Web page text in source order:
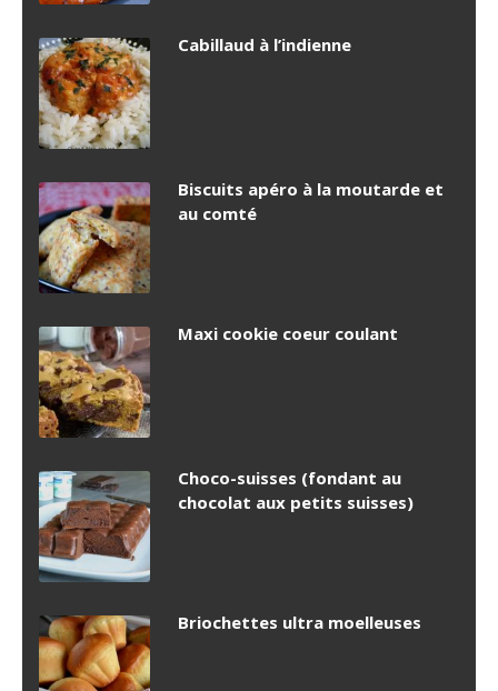
Cabillaud à l’indienne
Biscuits apéro à la moutarde et
au comté
Maxi cookie coeur coulant
Choco-suisses (fondant au
chocolat aux petits suisses)
Briochettes ultra moelleuses